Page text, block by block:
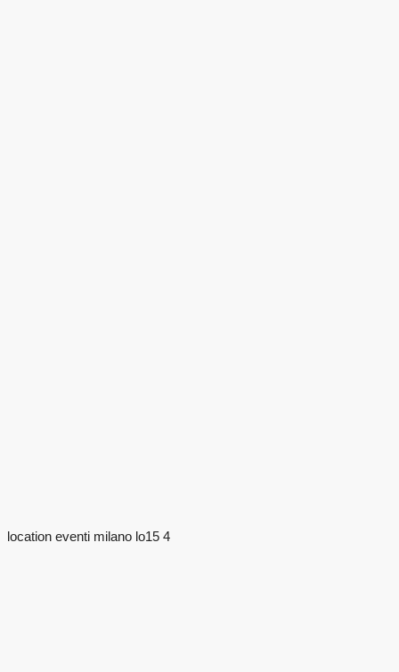
location eventi milano lo15 4